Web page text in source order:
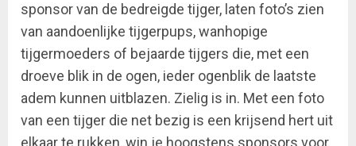
sponsor van de bedreigde tijger, laten foto’s zien
van aandoenlijke tijgerpups, wanhopige
tijgermoeders of bejaarde tijgers die, met een
droeve blik in de ogen, ieder ogenblik de laatste
adem kunnen uitblazen. Zielig is in. Met een foto
van een tijger die net bezig is een krijsend hert uit
elkaar te rukken, win je hoogstens sponsors voor